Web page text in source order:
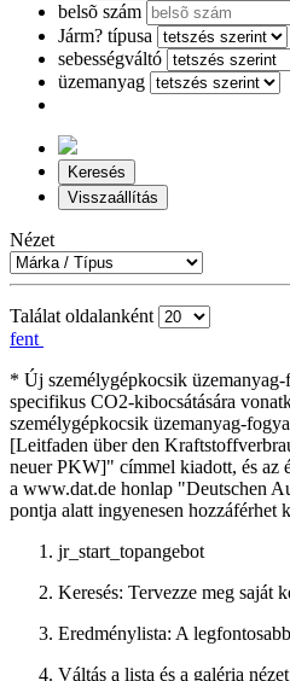
belsõ szám
Járm? típusa
sebességváltó
üzemanyag
Keresés
Visszaállítás
Nézet
Találat oldalanként
fent
* Új személygépkocsik üzemanyag-
specifikus CO2-kibocsátására
személygépkocsik üzemanyag-
[Leitfaden über den
neuer PKW]" címmel kiadott, és az
a www.dat.de honlap "Deutschen
pontja alatt ingyenesen hozzáférhet
jr_start_topangebot
Keresés: Tervezze meg saját
Eredménylista: A
Váltás a lista és a galéria